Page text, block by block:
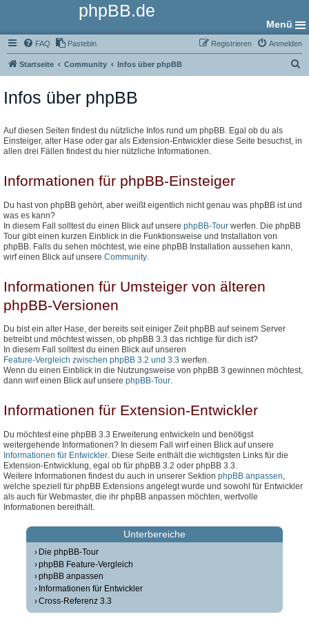
phpBB.de
Menü
FAQ Pastebin Anmelden
Registrieren
Startseite Community Infos über phpBB
Infos über phpBB
Auf diesen Seiten findest du nützliche Infos rund um phpBB. Egal ob du als
Einsteiger, alter Hase oder gar als Extension-Entwickler diese Seite besuchst, in
allen drei Fällen findest du hier nützliche Informationen.
Informationen für phpBB-Einsteiger
Du hast von phpBB gehört, aber weißt eigentlich nicht genau was phpBB ist und
was es kann?
In diesem Fall solltest du einen Blick auf unsere phpBB-Tour werfen. Die phpBB
Tour gibt einen kurzen Einblick in die Funktionsweise und Installation von
phpBB. Falls du sehen möchtest, wie eine phpBB Installation aussehen kann,
wirf einen Blick auf unsere Community
Informationen für Umsteiger von älteren
phpBB-Versionen
Du bist ein alter Hase, der bereits seit einiger Zeit phpBB auf seinem Server
betreibt und möchtest wissen, ob phpBB 3.3 das richtige für dich ist?
In diesem Fall solltest du einen Blick auf unseren
Feature-Vergleich zwischen phpBB 3.2 und 3.3 werfen.
Wenn du einen Einblick in die Nutzungsweise von phpBB 3 gewinnen möchtest,
dann wirf einen Blick auf unsere phpBB-Tour.
Informationen für Extension-Entwickler
Du möchtest eine phpBB 3.3 Erweiterung entwickeln und benötigst
weitergehende Informationen? In diesem Fall wirf einen Blick auf unsere
Informationen für Entwickler . Diese Seite enthält die wichtigsten Links für die
Extension-Entwicklung, egal ob für phpBB 3.2 oder phpBB 3.3.
Weitere Informationen findest du auch in unserer Sektion phpBB anpassen
welche speziell für phpBB Extensions angelegt wurde und sowohl für Entwickler
als auch für Webmaster, die ihr phpBB anpassen möchten, wertvolle
Informationen bereithält.
Unterbereiche
Die phpBB-Tour
phpBB Feature-Vergleich
phpBB anpassen
Informationen für Entwickler
Cross-Referenz 3.3